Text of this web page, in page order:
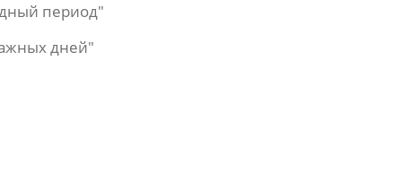
период"
дней"